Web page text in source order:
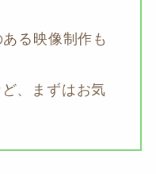
る映像制作も
、まずはお気